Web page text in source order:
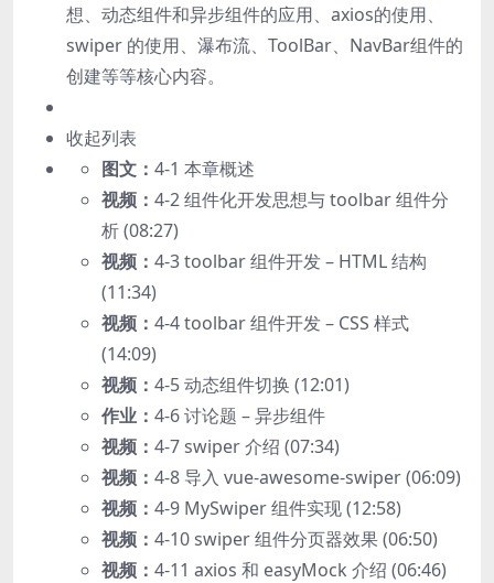
想、动态组件和异步组件的应用、axios的使用、
swiper 的使用、瀑布流、ToolBar、NavBar组件的
创建等等核心内容。
收起列表
图文： 4-1 本章概述
视频： 4-2 组件化开发思想与 toolbar 组件分
析 (08:27)
视频： 4-3 toolbar 组件开发 – HTML 结构
(11:34)
视频： 4-4 toolbar 组件开发 – CSS 样式
(14:09)
视频： 4-5 动态组件切换 (12:01)
作业： 4-6 讨论题 – 异步组件
视频： 4-7 swiper 介绍 (07:34)
视频： 4-8 导入 vue-awesome-swiper (06:09)
视频： 4-9 MySwiper 组件实现 (12:58)
视频： 4-10 swiper 组件分页器效果 (06:50)
视频： 4-11 axios 和 easyMock 介绍 (06:46)